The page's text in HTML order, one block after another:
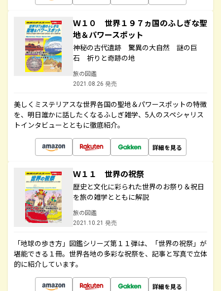
Ｗ１０ 世界１９７ヵ国のふしぎな聖
地＆パワースポット
神秘の古代遺跡 驚異の大自然 謎の巨
石 祈りと奇跡の地
旅の図鑑
2021.08.26 発売
美しくミステリアスな世界各国の聖地＆パワースポットの特徴
を、明日誰かに話したくなるふしぎ雑学、5人のスペシャリス
トインタビューとともに徹底紹介。
詳細を見る
Ｗ１１ 世界の祝祭
歴史と文化に彩られた世界のお祭り＆祝日
を旅の雑学とともに解説
旅の図鑑
2021.10.21 発売
「地球の歩き方」図鑑シリーズ第１１弾は、「世界の祝祭」が
堪能できる１冊。世界各地の多彩な祝祭を、記事と写真で立体
的に紹介しています。
詳細を見る